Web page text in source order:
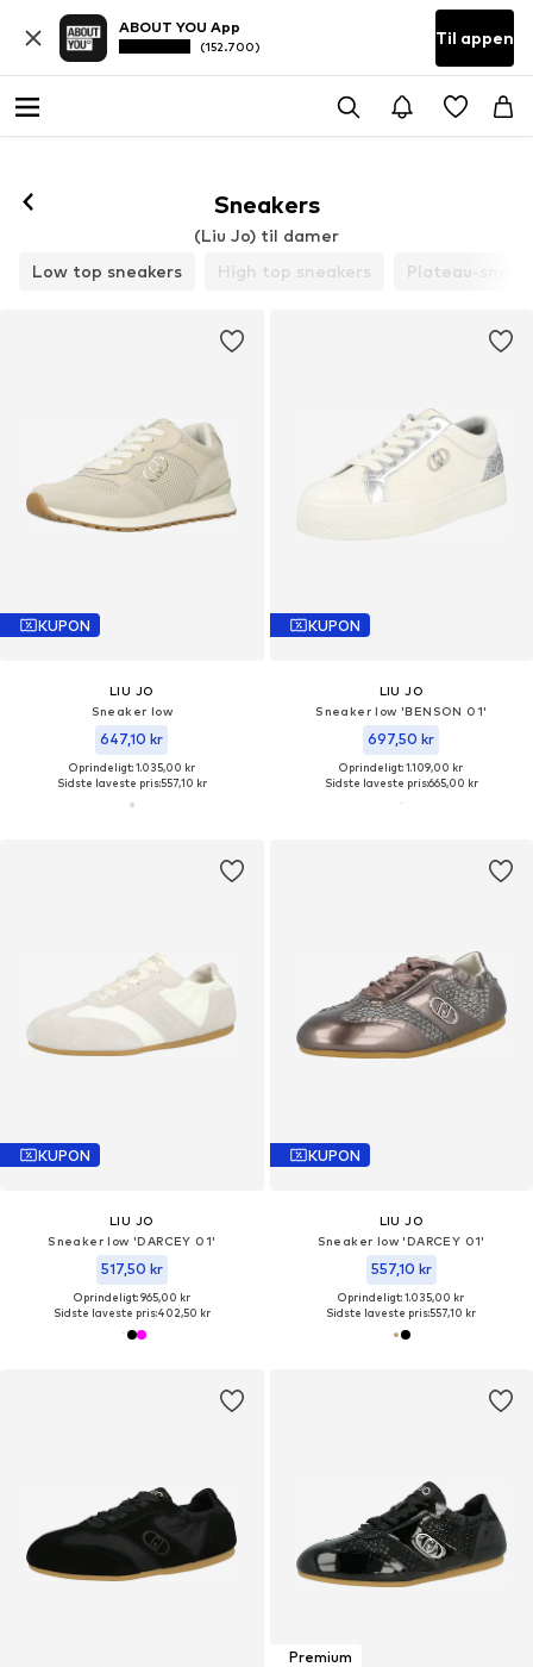
ABOUT YOU App
(152.700) Til appen
Sneakers
(Liu Jo) til damer
Low top sneakers
High top sneakers Plateau-
KUPON
LIU JO
Sneaker low
647,10 kr
Oprindeligt: 1.035,00 kr
Sidste laveste pris:557,10 kr
KUPON
LIU JO
Sneaker low 'BENSON 01'
697,50 kr
Oprindeligt: 1.109,00 kr
Sidste laveste pris:665,00 kr
KUPON
LIU JO
Sneaker low 'DARCEY 01'
517,50 kr
Oprindeligt: 965,00 kr
Sidste laveste pris:402,50 kr
KUPON
LIU JO
Sneaker low 'DARCEY 01'
557,10 kr
Oprindeligt: 1.035,00 kr
Sidste laveste pris:557,10 kr
Premium